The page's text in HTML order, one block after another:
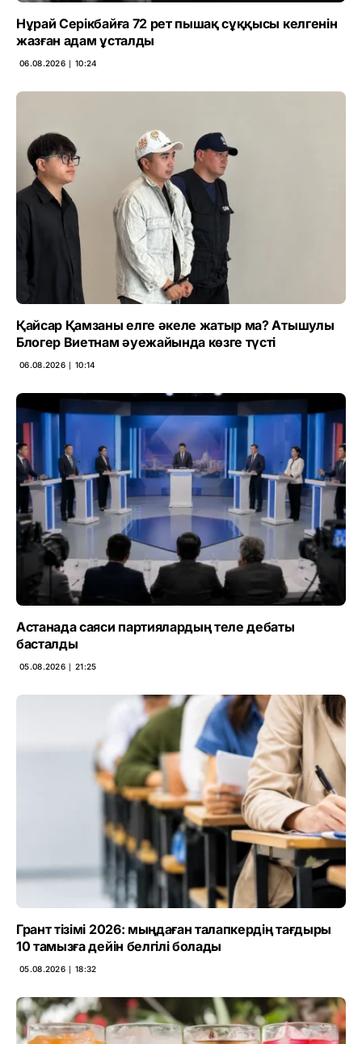
Нұрай Серікбайға 72 рет пышақ сұққысы келгенін
жазған адам ұсталды
06.08.2026 ∣ 10:24
Қайсар Қамзаны елге әкеле жатыр ма? Атышулы
Блогер Виетнам әуежайында көзге түсті
06.08.2026 ∣ 10:14
Астанада саяси партиялардың теле дебаты
басталды
05.08.2026 ∣ 21:25
Грант тізімі 2026: мыңдаған талапкердің тағдыры
10 тамызға дейін белгілі болады
05.08.2026 ∣ 18:32